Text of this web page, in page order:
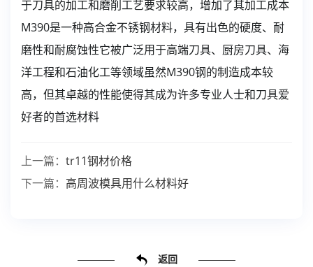
于刀具的加工和磨削工艺要求较高，增加了其加工成本
M390是一种高合金不锈钢材料，具有出色的硬度、耐
磨性和耐腐蚀性它被广泛用于高端刀具、厨房刀具、海
洋工程和石油化工等领域虽然M390钢的制造成本较
高，但其卓越的性能使得其成为许多专业人士和刀具爱
好者的首选材料
上一篇： tr11钢材价格
下一篇： 高周波模具用什么材料好
返回